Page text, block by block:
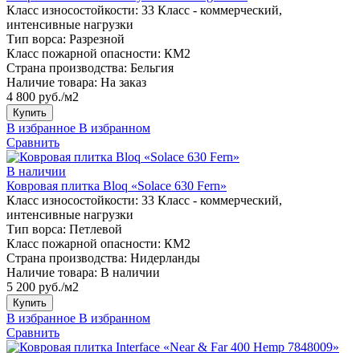
Класс износостойкости: 33 Класс - коммерческий,
интенсивные нагрузки
Тип ворса: Разрезной
Класс пожарной опасности: КМ2
Страна производства: Бельгия
Наличие товара: На заказ
4 800 руб./м2
Купить
В избранное В избранном
Сравнить
В наличии
Ковровая плитка Bloq «Solace 630 Fern»
Класс износостойкости: 33 Класс - коммерческий,
интенсивные нагрузки
Тип ворса: Петлевой
Класс пожарной опасности: КМ2
Страна производства: Нидерланды
Наличие товара: В наличии
5 200 руб./м2
Купить
В избранное В избранном
Сравнить